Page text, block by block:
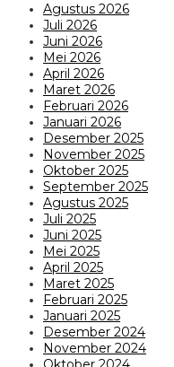
Agustus 2026
Juli 2026
Juni 2026
Mei 2026
April 2026
Maret 2026
Februari 2026
Januari 2026
Desember 2025
November 2025
Oktober 2025
September 2025
Agustus 2025
Juli 2025
Juni 2025
Mei 2025
April 2025
Maret 2025
Februari 2025
Januari 2025
Desember 2024
November 2024